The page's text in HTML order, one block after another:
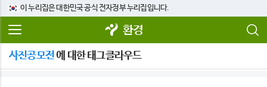
이 누리집은 대한민국 공식 전자정부 누리집입니다.
환경
사진공모전 에 대한 태그클라우드